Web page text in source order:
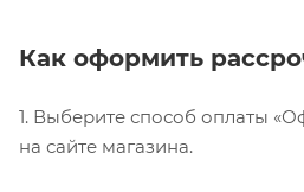
Как оформить
1. Выберите способ оплаты
на сайте магазина.